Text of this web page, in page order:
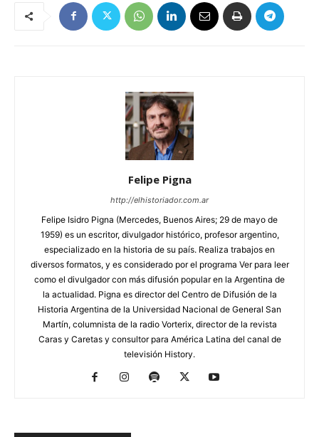
Felipe Pigna
http://elhistoriador.com.ar
Felipe Isidro Pigna (Mercedes, Buenos Aires; 29 de mayo de
1959) es un escritor, divulgador histórico, profesor argentino,
especializado en la historia de su país. Realiza trabajos en
diversos formatos, y es considerado por el programa Ver para leer
como el divulgador con más difusión popular en la Argentina de
la actualidad. Pigna es director del Centro de Difusión de la
Historia Argentina de la Universidad Nacional de General San
Martín, columnista de la radio Vorterix, director de la revista
Caras y Caretas y consultor para América Latina del canal de
televisión History.